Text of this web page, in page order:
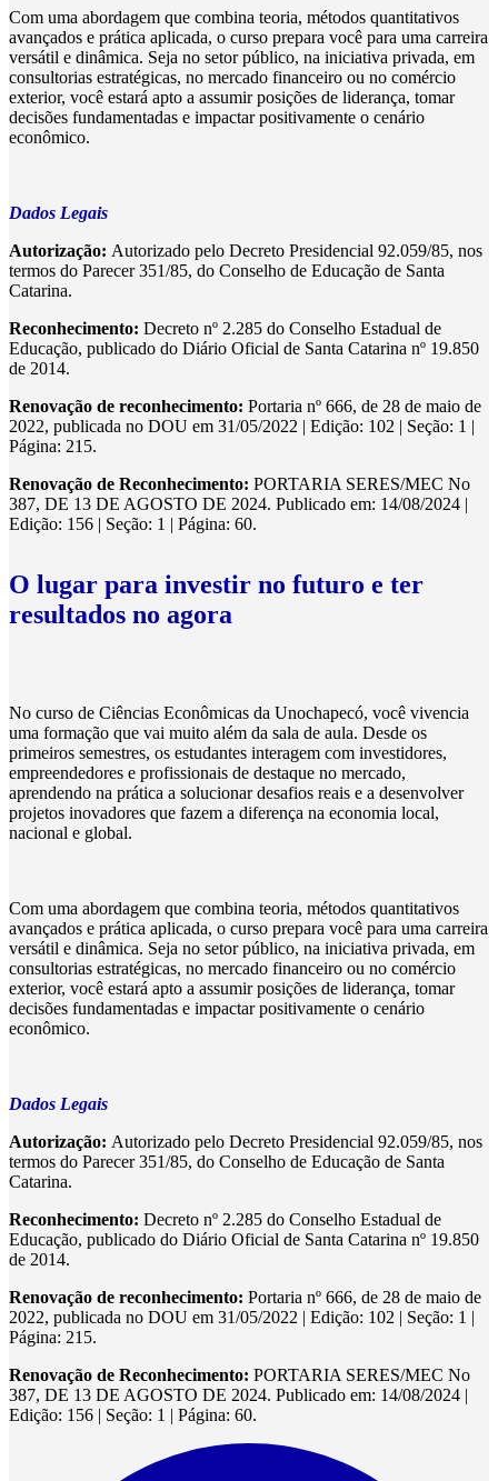
Com uma abordagem que combina teoria, métodos quantitativos
avançados e prática aplicada, o curso prepara você para uma carreira
versátil e dinâmica. Seja no setor público, na iniciativa privada, em
consultorias estratégicas, no mercado financeiro ou no comércio
exterior, você estará apto a assumir posições de liderança, tomar
decisões fundamentadas e impactar positivamente o cenário
econômico.
Dados Legais
Autorização: Autorizado pelo Decreto Presidencial 92.059/85, nos
termos do Parecer 351/85, do Conselho de Educação de Santa
Catarina.
Reconhecimento: Decreto nº 2.285 do Conselho Estadual de
Educação, publicado do Diário Oficial de Santa Catarina nº 19.850
de 2014.
Renovação de reconhecimento: Portaria nº 666, de 28 de maio de
2022, publicada no DOU em 31/05/2022 | Edição: 102 | Seção: 1 |
Página: 215.
Renovação de Reconhecimento: PORTARIA SERES/MEC No
387, DE 13 DE AGOSTO DE 2024. Publicado em: 14/08/2024 |
Edição: 156 | Seção: 1 | Página: 60.
O lugar para investir no futuro e ter
resultados no agora
No curso de Ciências Econômicas da Unochapecó, você vivencia
uma formação que vai muito além da sala de aula. Desde os
primeiros semestres, os estudantes interagem com investidores,
empreendedores e profissionais de destaque no mercado,
aprendendo na prática a solucionar desafios reais e a desenvolver
projetos inovadores que fazem a diferença na economia local,
nacional e global.
Com uma abordagem que combina teoria, métodos quantitativos
avançados e prática aplicada, o curso prepara você para uma carreira
versátil e dinâmica. Seja no setor público, na iniciativa privada, em
consultorias estratégicas, no mercado financeiro ou no comércio
exterior, você estará apto a assumir posições de liderança, tomar
decisões fundamentadas e impactar positivamente o cenário
econômico.
Dados Legais
Autorização: Autorizado pelo Decreto Presidencial 92.059/85, nos
termos do Parecer 351/85, do Conselho de Educação de Santa
Catarina.
Reconhecimento: Decreto nº 2.285 do Conselho Estadual de
Educação, publicado do Diário Oficial de Santa Catarina nº 19.850
de 2014.
Renovação de reconhecimento: Portaria nº 666, de 28 de maio de
2022, publicada no DOU em 31/05/2022 | Edição: 102 | Seção: 1 |
Página: 215.
Renovação de Reconhecimento: PORTARIA SERES/MEC No
387, DE 13 DE AGOSTO DE 2024. Publicado em: 14/08/2024 |
Edição: 156 | Seção: 1 | Página: 60.